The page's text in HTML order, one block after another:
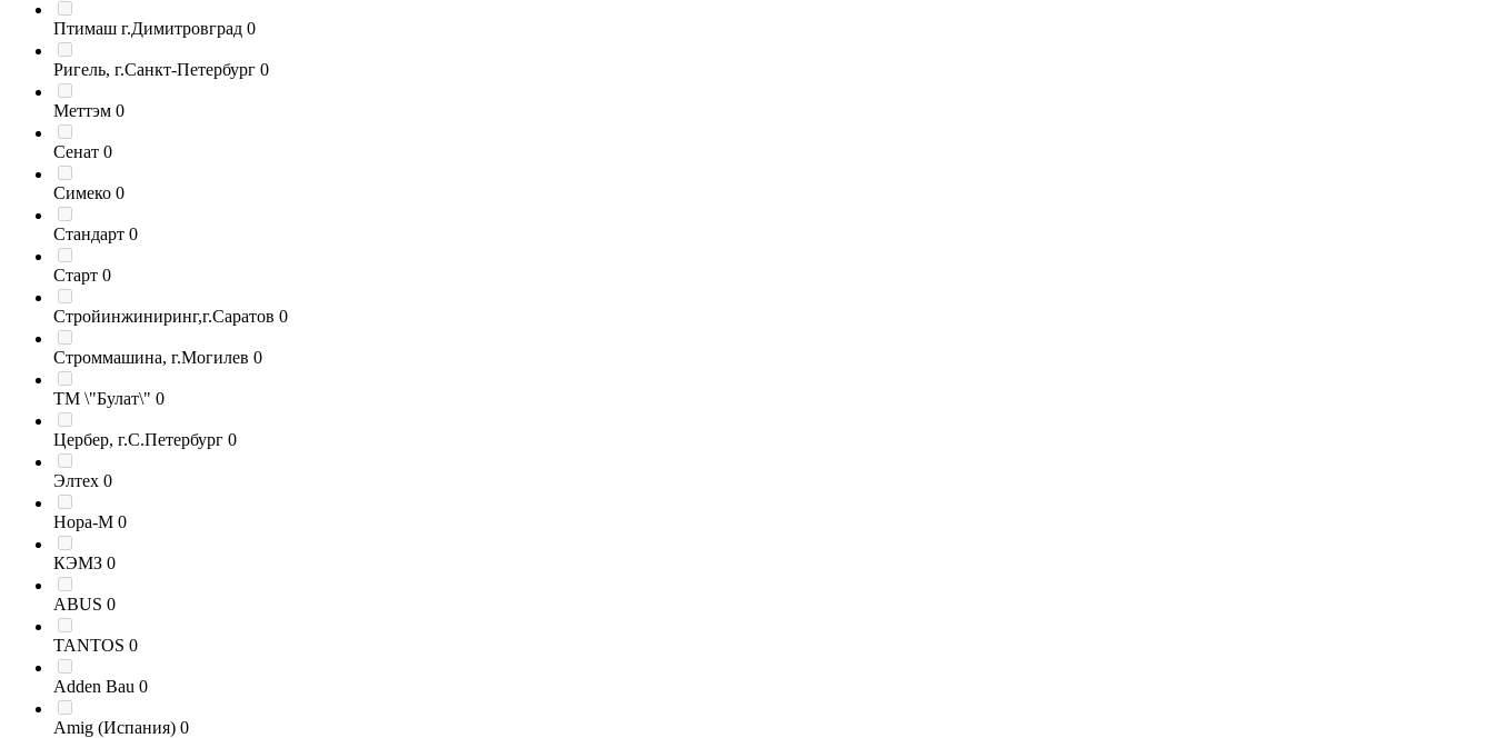
Птимаш г.Димитровград 0
Ригель, г.Санкт-Петербург 0
Меттэм 0
Сенат 0
Симеко 0
Стандарт 0
Старт 0
Стройинжиниринг,г.Саратов 0
Строммашина, г.Могилев 0
ТМ \"Булат\" 0
Цербер, г.С.Петербург 0
Элтех 0
Нора-М 0
КЭМЗ 0
ABUS 0
TANTOS 0
Adden Bau 0
Amig (Испания) 0